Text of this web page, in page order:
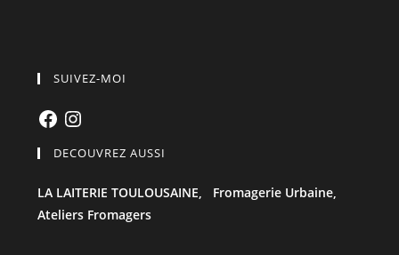
SUIVEZ-MOI
FacebookInstagram
DECOUVREZ AUSSI
LA LAITERIE TOULOUSAINE, Fromagerie Urbaine,
Ateliers Fromagers